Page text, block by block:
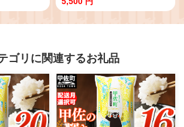
用 ミニ 使
ッチン用品
ギフト プレゼント 国産 茨城県産
モ お芋 おいも おやつ お菓子 干し
ゴリに関連するお礼品